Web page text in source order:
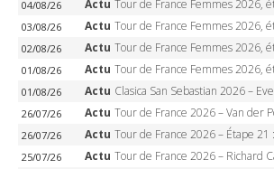
04/08/26 Actu Tour de France Femmes 2026, étape 4 – Marlen Reusser écrase le chrono,
03/08/26 Actu Tour de France Femmes 2026, étape 3 – Sigrid Haugset en solitaire, 88 km
02/08/26 Actu Tour de France Femmes 2026, étape 2 – Lorena Wiebes doublé à Genève, Markus
01/08/26 Actu Tour de France Femmes 2026, étape 1 – Lorena Wiebes intouchable à Lausanne,
01/08/26 Actu Clasica San Sebastian 2026 – Evenepoel recordman, 4e victoire,
26/07/26 Actu Tour de France 2026 – Van der Poel monumental à Paris, Pogacar égale le
26/07/26 Actu Tour de France 2026 – Étape 21 : Van der Poel, Pogacar, qui succédera à Wout van Aert sur
25/07/26 Actu Tour de France 2026 – Richard Carapaz roi des Alpes, doublé et maillot à pois,